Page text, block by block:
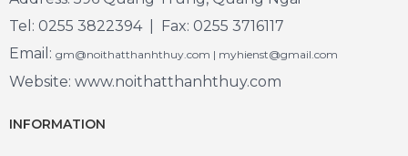
Tel: 0255 3822394 | Fax: 0255 3716117
Email: gm@noithatthanhthuy.com | myhienst@gmail.com
Website: www.noithatthanhthuy.com
INFORMATION